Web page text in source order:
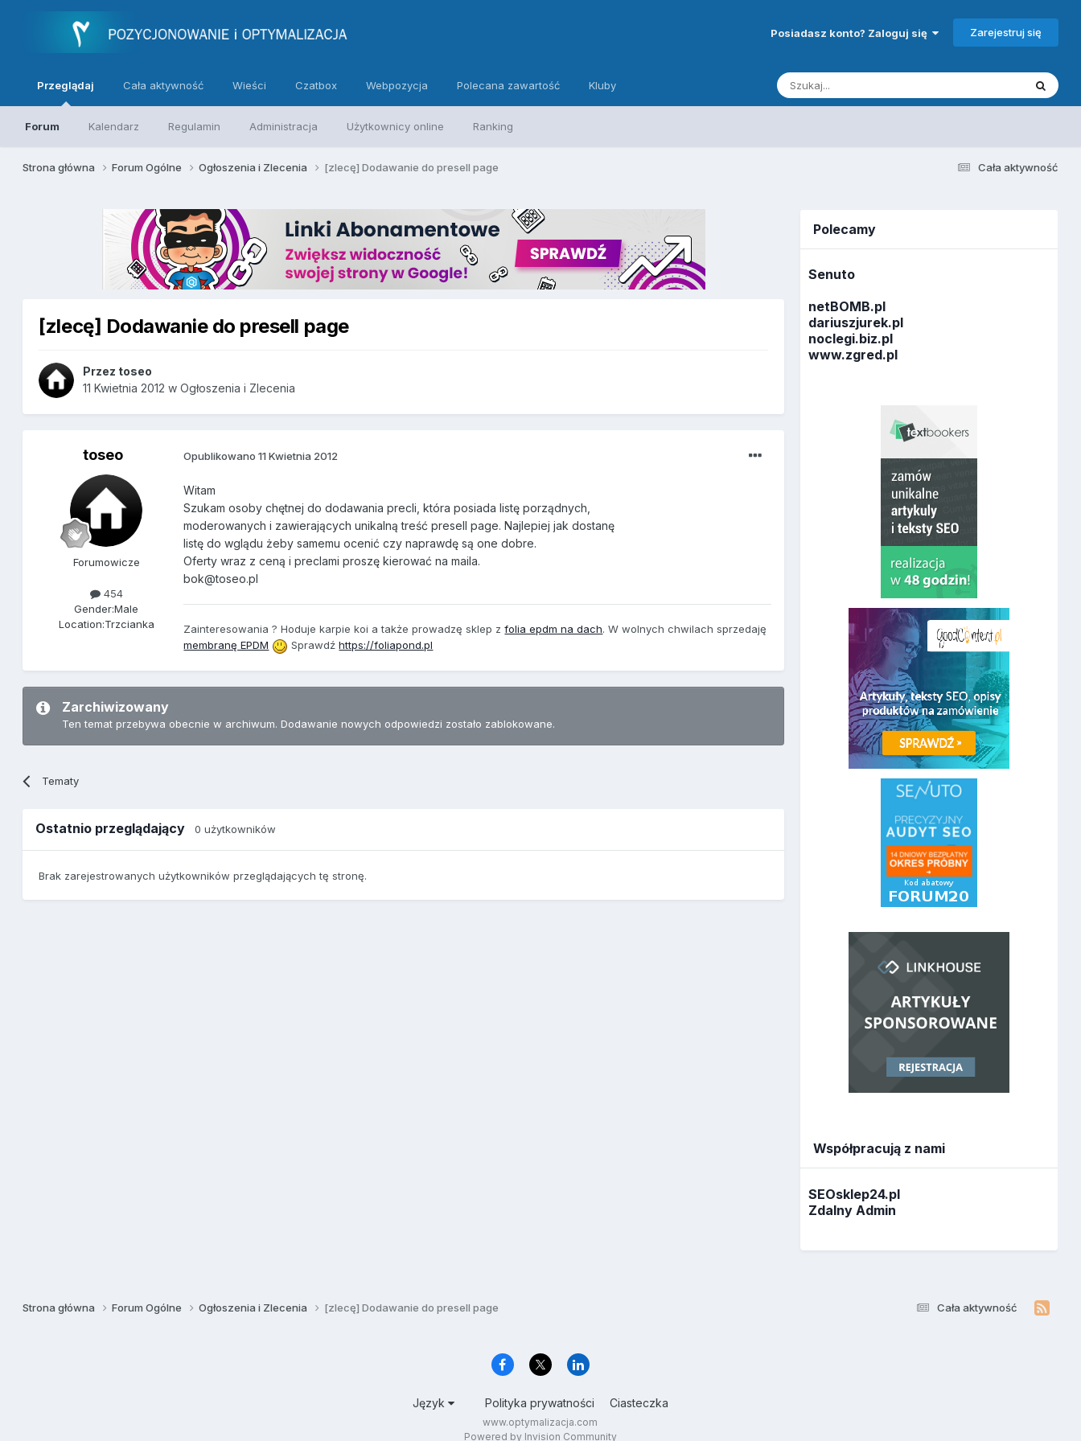
Posiadasz konto? Zaloguj się Zarejestruj się
Przeglądaj
Forum Kalendarz Regulamin Administracja Użytkownicy online Ranking
Cała aktywność Wieści Czatbox Webpozycja Polecana zawartość Kluby
Cała aktywność
Strona główna Forum Ogólne Ogłoszenia i Zlecenia [zlecę] Dodawanie do presell page
[zlecę] Dodawanie do presell page
Przez toseo
11 Kwietnia 2012 wOgłoszenia i Zlecenia
toseo
Forumowicze
454
Gender:Male
Location:Trzcianka
Opublikowano11 Kwietnia 2012
Witam
Szukam osoby chętnej do dodawania precli, która posiada listę porządnych,
moderowanych i zawierających unikalną treść presell page. Najlepiej jak dostanę
listę do wglądu żeby samemu ocenić czy naprawdę są one dobre.
Oferty wraz z ceną i preclami proszę kierować na maila.
bok@toseo.pl
Zainteresowania ? Hodujekarpie koi a także prowadzę sklep zfolia epdm na dach. W wolnych chwilach sprzedaję
membranę EPDM
Sprawdźhttps://foliapond.pl
Zarchiwizowany
Ten temat przebywa obecnie w archiwum. Dodawanie nowych odpowiedzi zostało zablokowane.
Tematy
Ostatnio przeglądający0 użytkowników
Brak zarejestrowanych użytkowników przeglądających tę stronę.
Polecamy
Senuto
netBOMB.pl
dariuszjurek.pl
noclegi.biz.pl
www.zgred.pl
Współpracują z nami
SEOsklep24.pl
Zdalny Admin
Cała aktywność
Strona główna Forum Ogólne Ogłoszenia i Zlecenia [zlecę] Dodawanie do presell page
Język Polityka prywatności Ciasteczka
www.optymalizacja.com
Powered by Invision Community